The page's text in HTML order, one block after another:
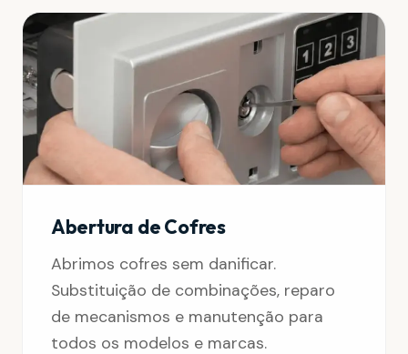
Abertura de Cofres
Abrimos cofres sem danificar.
Substituição de combinações, reparo
de mecanismos e manutenção para
todos os modelos e marcas.